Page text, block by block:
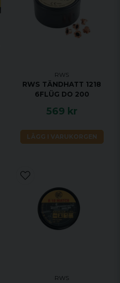
RWS
RWS TÄNDHATT 1218
6FLÜG DO 200
569 kr
LÄGG I VARUKORGEN
RWS